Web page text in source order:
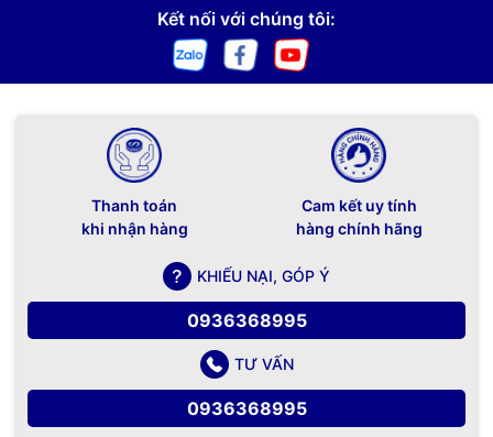
Kết nối với chúng tôi:
Thanh toán
khi nhận hàng
Cam kết uy tính
hàng chính hãng
KHIẾU NẠI, GÓP Ý
0936368995
TƯ VẤN
0936368995